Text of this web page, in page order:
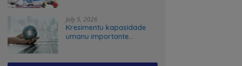
July 5, 2026
Kresimentu kapasidade
umanu importante